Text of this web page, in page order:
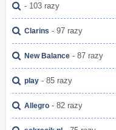
- 103 razy
Clarins - 97 razy
New Balance - 87 razy
play - 85 razy
Allegro - 82 razy